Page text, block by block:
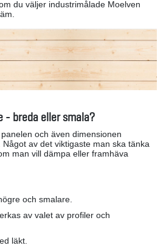
du väljer industrimålade Moelven
- breda eller smala?
och även dimensionen
av det viktigaste man ska tänka
man vill dämpa eller framhäva
och smalare.
av valet av profiler och
läkt.